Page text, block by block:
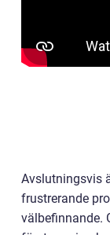
Avslutningsvis
frustrerande
välbefinnande.